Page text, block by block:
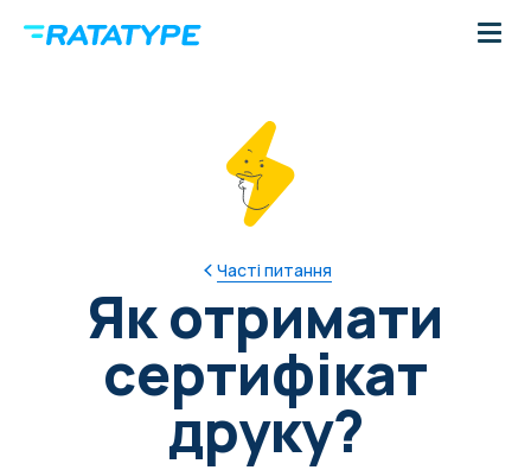
Часті питання
Як отримати
сертифікат
друку?